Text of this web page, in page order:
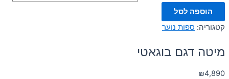
הוספה לסל
קטגוריה: ספות נוער
מיטה דגם בוגאטי
₪4,890